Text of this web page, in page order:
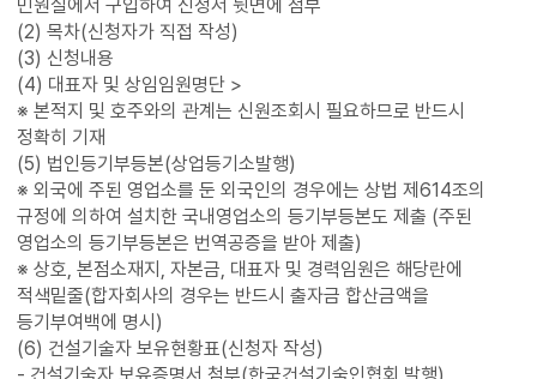
민원실에서 구입하여 신청서 뒷면에 첨부
(2) 목차(신청자가 직접 작성)
(3) 신청내용
(4) 대표자 및 상임임원명단 >
※ 본적지 및 호주와의 관계는 신원조회시 필요하므로 반드시
정확히 기재
(5) 법인등기부등본(상업등기소발행)
※ 외국에 주된 영업소를 둔 외국인의 경우에는 상법 제614조의
규정에 의하여 설치한 국내영업소의 등기부등본도 제출 (주된
영업소의 등기부등본은 번역공증을 받아 제출)
※ 상호, 본점소재지, 자본금, 대표자 및 경력임원은 해당란에
적색밑줄(합자회사의 경우는 반드시 출자금 합산금액을
등기부여백에 명시)
(6) 건설기술자 보유현황표(신청자 작성)